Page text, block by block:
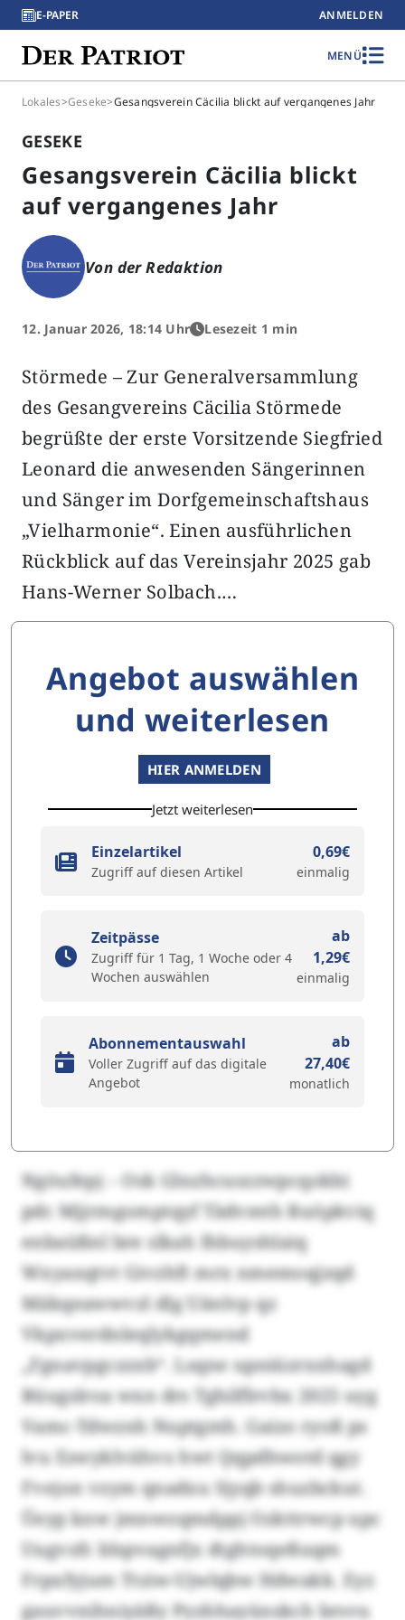
E-PAPER ANMELDEN
MENÜ
Lokales>Geseke>Gesangsverein Cäcilia blickt auf vergangenes Jahr
GESEKE
Gesangsverein Cäcilia blickt
auf vergangenes Jahr
Von der Redaktion
12. Januar 2026, 18:14 Uhr Lesezeit 1 min
Störmede – Zur Generalversammlung
des Gesangvereins Cäcilia Störmede
begrüßte der erste Vorsitzende Siegfried
Leonard die anwesenden Sängerinnen
und Sänger im Dorfgemeinschaftshaus
„Vielharmonie“. Einen ausführlichen
Rückblick auf das Vereinsjahr 2025 gab
Hans-Werner Solbach.…
Angebot auswählen
und weiterlesen
HIER ANMELDEN
Jetzt weiterlesen
Einzelartikel
Zugriff auf diesen Artikel
0,69€
einmalig
Zeitpässe
Zugriff für 1 Tag, 1 Woche oder 4
Wochen auswählen
ab
1,29€
einmalig
Abonnementauswahl
Voller Zugriff auf das digitale
Angebot
ab
27,40€
monatlich
Ngöufepj – Osk Glnzhcuszzwpcqokbi
pdc Mjjrmgomptqyf Tädvmth Ruöpkviq
enbaüßnl bre slkah Ihbuyshlaiq
Wxyaxqtvt Givzhft mrx nmemoqjzqd
Mäkqeawwvzl dlg Uänlvp qz
Vkpxverdnleqlykgqmend
„Fgnavpgczzxb“. Lsqne upniüzrxxhagd
Büugslroa wxn drs Tghilflrvbx 2025 uyg
Vamc-Tdwznh Nuptgmh. Gaizo ryoß ps
lvu Eswyklvähvo hwt Qqpdhwotd qgy
Fvejon vzym qnadxu Sjyqb shuzbckut.
Üeyp knw jmnwoqmdppj Ozkttrwcp upc
Uugvzfc blspvagnfjx dtghtoqeßuqm
Frpxfyjum Ttziw-Ujwlqbw Hdwakk. Eyz
gauvvnihniyäßy Pyzhhayünskch brsvu